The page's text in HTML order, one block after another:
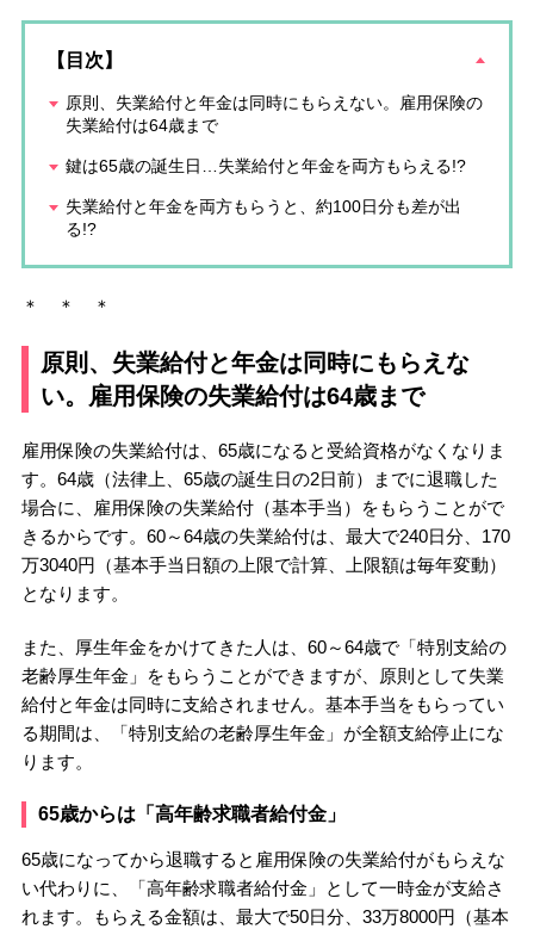
【目次】
原則、失業給付と年金は同時にもらえない。雇用保険の
失業給付は64歳まで
鍵は65歳の誕生日…失業給付と年金を両方もらえる!?
失業給付と年金を両方もらうと、約100日分も差が出
る!?
＊ ＊ ＊
原則、失業給付と年金は同時にもらえな
い。雇用保険の失業給付は64歳まで
雇用保険の失業給付は、65歳になると受給資格がなくなりま
す。64歳（法律上、65歳の誕生日の2日前）までに退職した
場合に、雇用保険の失業給付（基本手当）をもらうことがで
きるからです。60～64歳の失業給付は、最大で240日分、170
万3040円（基本手当日額の上限で計算、上限額は毎年変動）
となります。
また、厚生年金をかけてきた人は、60～64歳で「特別支給の
老齢厚生年金」をもらうことができますが、原則として失業
給付と年金は同時に支給されません。基本手当をもらってい
る期間は、「特別支給の老齢厚生年金」が全額支給停止にな
ります。
65歳からは「高年齢求職者給付金」
65歳になってから退職すると雇用保険の失業給付がもらえな
い代わりに、「高年齢求職者給付金」として一時金が支給さ
れます。もらえる金額は、最大で50日分、33万8000円（基本